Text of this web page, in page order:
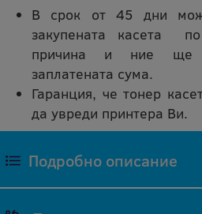
В срок от 45 дни
закупената касета
причина и ние ще
заплатената сума.
Гаранция, че тонер
да увреди принтера Ви.
Подробно описание